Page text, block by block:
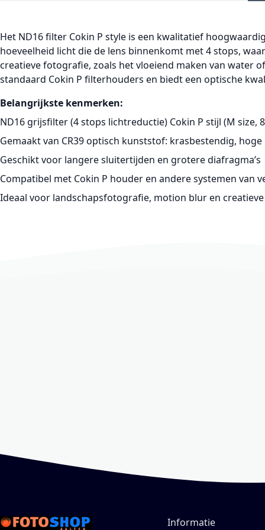
Het ND16 filter Cokin P style is een kwalitatief
hoeveelheid licht die de lens binnenkomt met 4 stops,
creatieve fotografie, zoals het vloeiend maken van water
standaard Cokin P filterhouders en biedt een optische
Belangrijkste kenmerken:
ND16 grijsfilter (4 stops lichtreductie) Cokin P stijl (M size,
Gemaakt van CR39 optisch kunststof: krasbestendig,
Geschikt voor langere sluitertijden en grotere diafragma’s
Compatibel met Cokin P houder en andere systemen van
Ideaal voor landschapsfotografie, motion blur en
Informatie